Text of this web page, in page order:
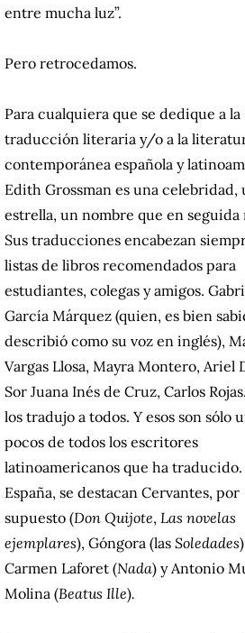
entre mucha luz”.
Pero retrocedamos.
Para cualquiera que se dedique a la
traducción literaria y/o a la
contemporánea española y
Edith Grossman es una celebridad,
estrella, un nombre que en seguida
Sus traducciones encabezan
listas de libros recomendados para
estudiantes, colegas y amigos.
García Márquez (quien, es bien
describió como su voz en inglés),
Vargas Llosa, Mayra Montero, Ariel
Sor Juana Inés de Cruz, Carlos
los tradujo a todos. Y esos son sólo
pocos de todos los escritores
latinoamericanos que ha traducido.
España, se destacan Cervantes, por
supuesto (Don Quijote, Las novelas
ejemplares), Góngora (las Soledades
Carmen Laforet (Nada) y Antonio
Molina (Beatus Ille).